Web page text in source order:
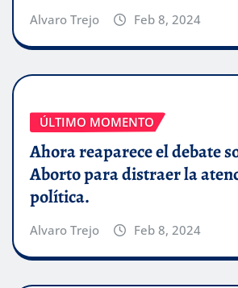
Alvaro Trejo Feb 8, 2024
ÚLTIMO MOMENTO
Ahora reaparece el debate
Aborto para distraer la
política.
Alvaro Trejo Feb 8, 2024